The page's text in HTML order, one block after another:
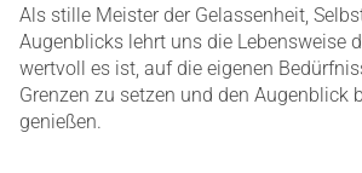
Als stille Meister der Gelassenheit,
Augenblicks lehrt uns die Lebensweise
wertvoll es ist, auf die eigenen
Grenzen zu setzen und den Augenblick
genießen.